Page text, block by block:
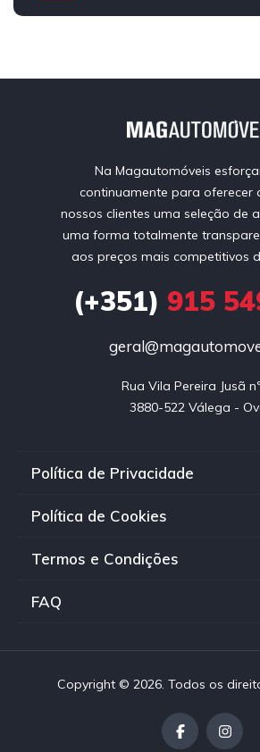
Na Magautomóveis
continuamente para oferecer
nossos clientes uma seleção de
uma forma totalmente
aos preços mais competitivos
(+351) 915
Rua Vila Pereira Jusã
3880-522 Válega -
Política de Privacidade
Política de Cookies
Termos e Condições
FAQ
Copyright © 2026. Todos os